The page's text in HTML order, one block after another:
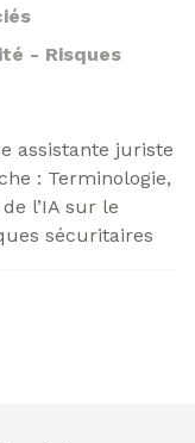
- Risques
assistante juriste
: Terminologie,
l’IA sur le
sécuritaires